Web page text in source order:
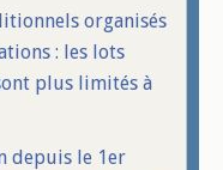
organisés
: les lots
plus limités à
depuis le 1er